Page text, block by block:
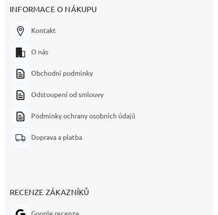
INFORMACE O NÁKUPU
Kontakt
O nás
Obchodní podmínky
Odstoupení od smlouvy
Podmínky ochrany osobních údajů
Doprava a platba
RECENZE ZÁKAZNÍKŮ
Google recenze